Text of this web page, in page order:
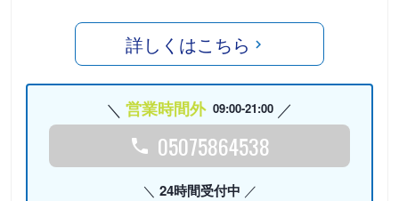
詳しくはこちら
営業時間外 09:00-21:00
05075864538
24時間受付中